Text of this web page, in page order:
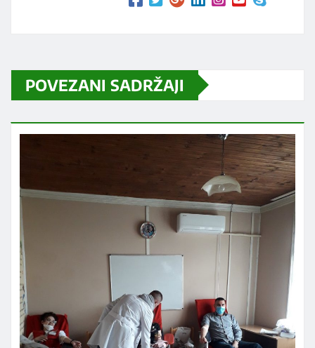
POVEZANI SADRŽAJI